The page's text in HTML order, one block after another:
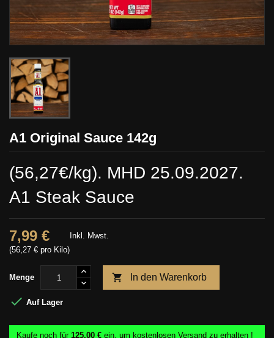
A1 Original Sauce 142g
(56,27€/kg). MHD 25.09.2027.
A1 Steak Sauce
7,99 €
(56,27 € pro Kilo)
Inkl. Mwst.
Menge  In den Warenkorb
 Auf Lager
Kaufe noch für 125,00 € ein, um kostenlosen Versand zu erhalten !